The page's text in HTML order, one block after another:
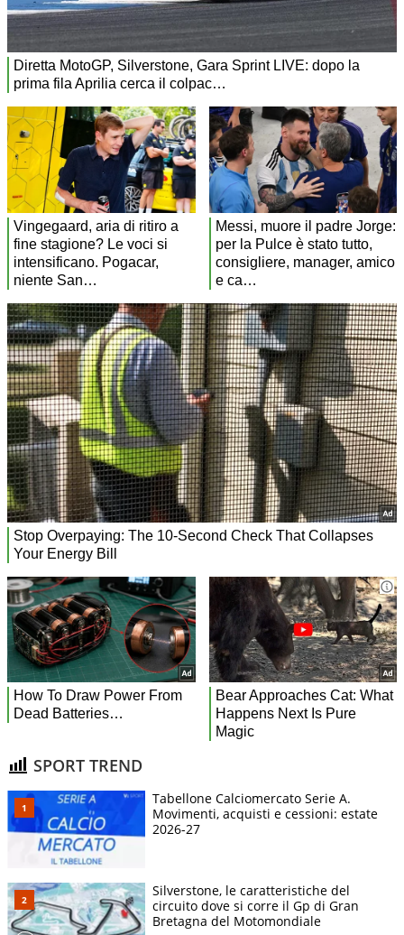
SPORT TREND
Tabellone Calciomercato Serie A.
Movimenti, acquisti e cessioni: estate
2026-27
Silverstone, le caratteristiche del
circuito dove si corre il Gp di Gran
Bretagna del Motomondiale